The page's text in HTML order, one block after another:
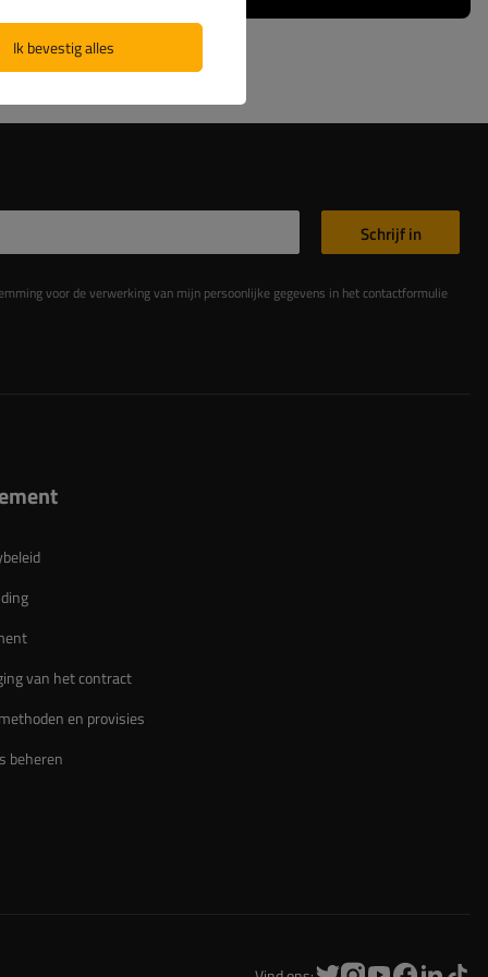
van mijn persoonlijke gegevens in het contactformulier in overeenstemming met de Verordening van het Europees Parlement en de Raad (EU)
Schrijf in
van het contract
en provisies
beheren
Ik bevestig alles